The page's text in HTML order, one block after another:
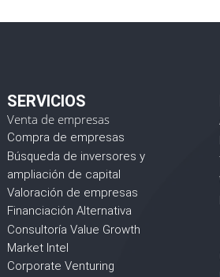
SERVICIOS
Venta de empresas
Compra de empresas
Búsqueda de inversores y
ampliación de capital
Valoración de empresas
Financiación Alternativa
Consultoría Value Growth
Market Intel
Corporate Venturing